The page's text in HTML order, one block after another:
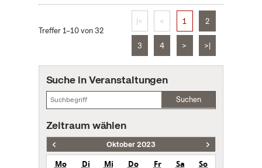
Treffer 1–10 von 32
|< < 1 2
3 4 > >|
Suche in Veranstaltungen
Suchen
Zeitraum wählen
Oktober 2023
Mo Di Mi Do Fr Sa
So